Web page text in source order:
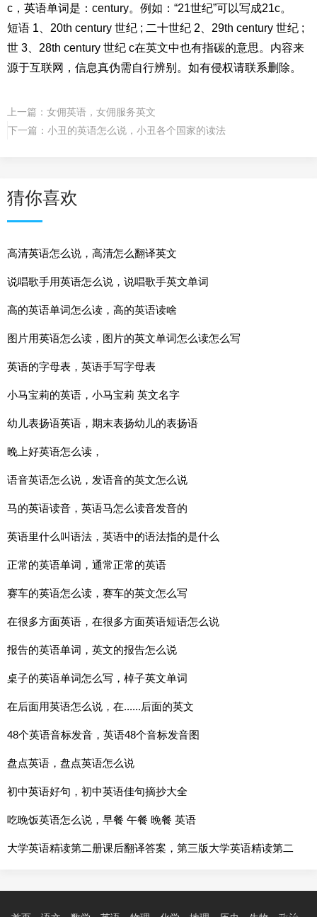
c，英语单词是：century。例如：“21世纪”可以写成21c。
短语 1、20th century 世纪 ; 二十世纪 2、29th century 世纪 ;
世 3、28th century 世纪 c在英文中也有指碳的意思。内容来
源于互联网，信息真伪需自行辨别。如有侵权请联系删除。
上一篇： 女佣英语，女佣服务英文
下一篇： 小丑的英语怎么说，小丑各个国家的读法
猜你喜欢
高清英语怎么说，高清怎么翻译英文
说唱歌手用英语怎么说，说唱歌手英文单词
高的英语单词怎么读，高的英语读啥
图片用英语怎么读，图片的英文单词怎么读怎么写
英语的字母表，英语手写字母表
小马宝莉的英语，小马宝莉 英文名字
幼儿表扬语英语，期末表扬幼儿的表扬语
晚上好英语怎么读，
语音英语怎么说，发语音的英文怎么说
马的英语读音，英语马怎么读音发音的
英语里什么叫语法，英语中的语法指的是什么
正常的英语单词，通常正常的英语
赛车的英语怎么读，赛车的英文怎么写
在很多方面英语，在很多方面英语短语怎么说
报告的英语单词，英文的报告怎么说
桌子的英语单词怎么写，棹子英文单词
在后面用英语怎么说，在......后面的英文
48个英语音标发音，英语48个音标发音图
盘点英语，盘点英语怎么说
初中英语好句，初中英语佳句摘抄大全
吃晚饭英语怎么说，早餐 午餐 晚餐 英语
大学英语精读第二册课后翻译答案，第三版大学英语精读第二